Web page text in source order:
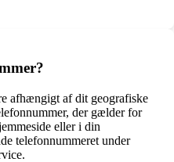
afhængigt af dit geografiske
der gælder for
eller i din
telefonnummeret under